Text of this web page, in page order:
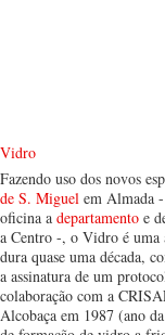
Vidro
Fazendo uso dos novos
de S. Miguel em Almada -
oficina a departamento e
a Centro -, o Vidro é uma
dura quase uma década,
a assinatura de um
colaboração com a
Alcobaça em 1987 (ano